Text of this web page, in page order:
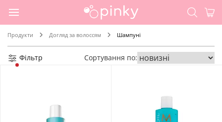
Продукти Догляд за волоссям Шампуні
Фільтр Сортування по: